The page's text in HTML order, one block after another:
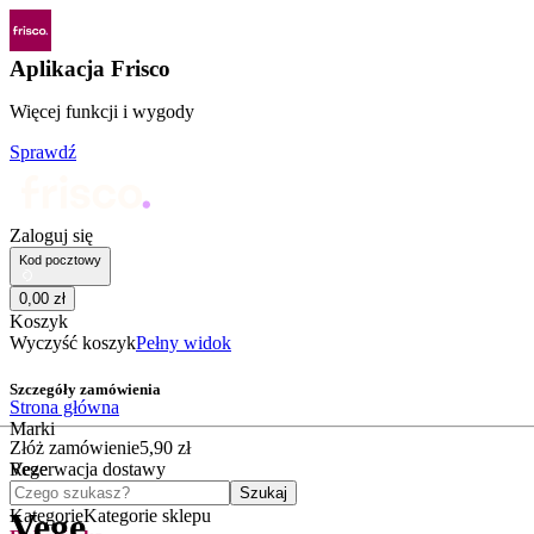
Aplikacja Frisco
Więcej funkcji i wygody
Sprawdź
Zaloguj się
Kod pocztowy
0,00 zł
Koszyk
Wyczyść koszykPełny widok
Szczegóły zamówienia
Złóż zamówienie5,90 zł
Rezerwacja dostawy
Czego szukasz?
Szukaj
KategorieKategorie sklepu
Strona główna
Marki
Vege